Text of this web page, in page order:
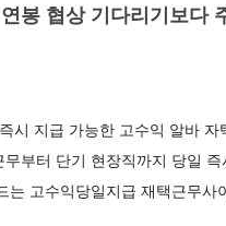
봉 협상 기다리기보다
시 지급 가능한 고수익 알바
부터 단기 현장직까지 당일
는 고수익당일지급 재택근무